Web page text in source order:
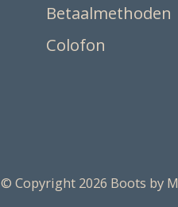
Betaalmethoden
Colofon
© Copyright 2026 Boots by M